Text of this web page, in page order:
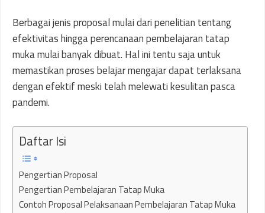
Berbagai jenis proposal mulai dari penelitian tentang
efektivitas hingga perencanaan pembelajaran tatap
muka mulai banyak dibuat. Hal ini tentu saja untuk
memastikan proses belajar mengajar dapat terlaksana
dengan efektif meski telah melewati kesulitan pasca
pandemi.
Daftar Isi
Pengertian Proposal
Pengertian Pembelajaran Tatap Muka
Contoh Proposal Pelaksanaan Pembelajaran Tatap Muka